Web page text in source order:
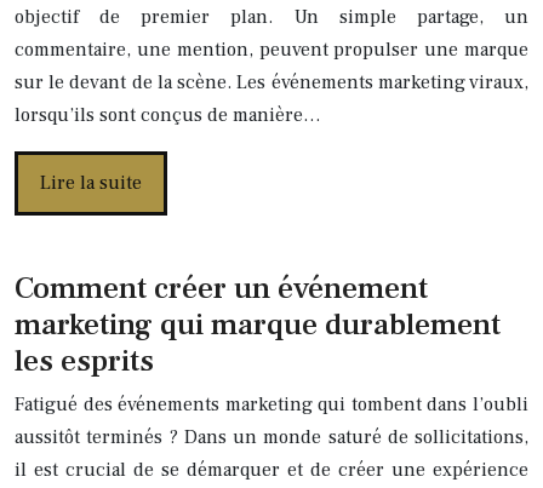
objectif de premier plan. Un simple partage, un
commentaire, une mention, peuvent propulser une marque
sur le devant de la scène. Les événements marketing viraux,
lorsqu’ils sont conçus de manière…
Lire la suite
Comment créer un événement
marketing qui marque durablement
les esprits
Fatigué des événements marketing qui tombent dans l’oubli
aussitôt terminés ? Dans un monde saturé de sollicitations,
il est crucial de se démarquer et de créer une expérience